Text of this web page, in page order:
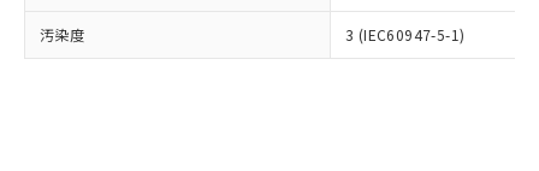
汚染度 3 (IEC60947-5-1)
ムロン制御機器販売店・当社販売員に
オムロン制御機器販売店や当社販売拠
フタル酸エステル類の４物質については閾値を超える意
DEHP(フタル酸ビス(2-エチルヘキシル)) : 1000ppm
当社は貴社製品を、核兵器、ミサイ
ル、化学兵器、生物兵器またはその他
－
在庫なし(最新の在庫状況につ